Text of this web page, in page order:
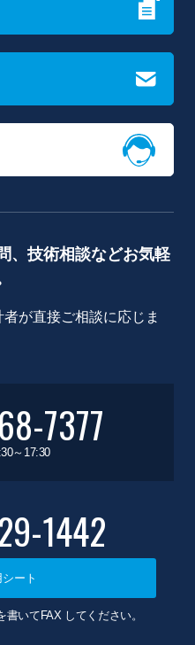
、技術相談などお気軽
が直接ご相談に応じま
7377
～17:30
1442
ート
いてFAX してください。